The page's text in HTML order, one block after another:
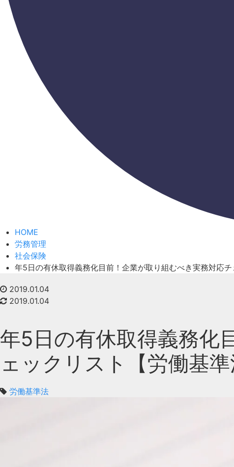
HOME
労務管理
社会保険
年5日の有休取得義務化目前！企業が取り組むべき実務対応
2019.01.04
2019.01.04
年5日の有休取得義務化
ェックリスト【労働基準
労働基準法